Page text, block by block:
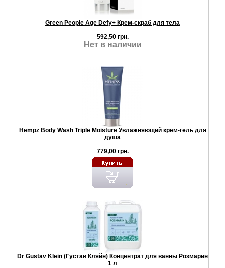
Green People Age Defy+ Крем-скраб для тела
592,50 грн.
Нет в наличии
Hempz Body Wash Triple Moisture Увлажняющий крем-гель для
душа
779,00 грн.
Dr Gustav Klein (Густав Кляйн) Концентрат для ванны Розмарин
1 л